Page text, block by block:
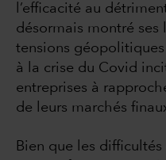
l’efficacité au
désormais montré ses
tensions
à la crise du Covid
entreprises à
de leurs marchés
Bien que les